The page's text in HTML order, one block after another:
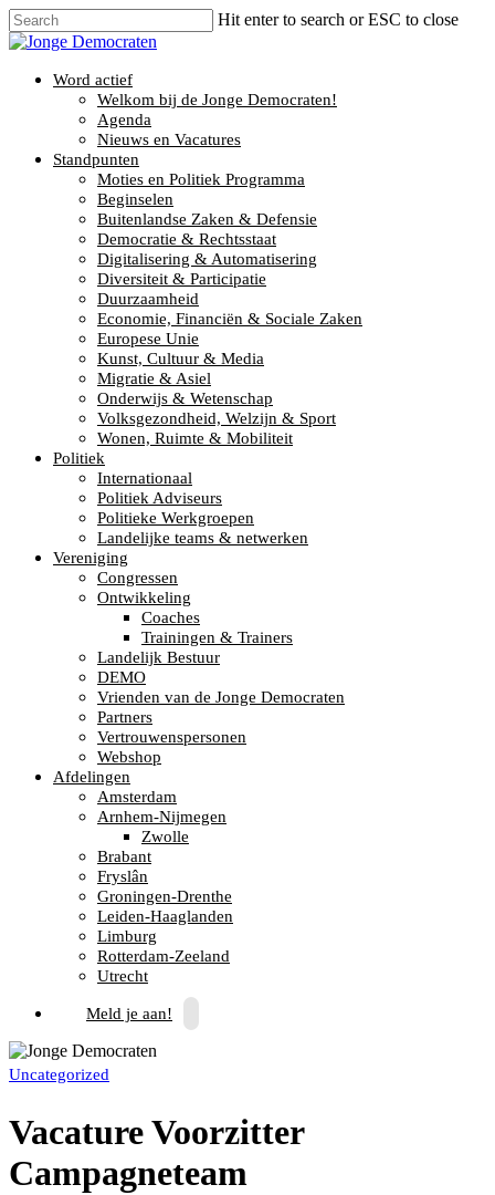
Hit enter to search or ESC to close
Word actief
Welkom bij de Jonge Democraten!
Agenda
Nieuws en Vacatures
Standpunten
Moties en Politiek Programma
Beginselen
Buitenlandse Zaken & Defensie
Democratie & Rechtsstaat
Digitalisering & Automatisering
Diversiteit & Participatie
Duurzaamheid
Economie, Financiën & Sociale Zaken
Europese Unie
Kunst, Cultuur & Media
Migratie & Asiel
Onderwijs & Wetenschap
Volksgezondheid, Welzijn & Sport
Wonen, Ruimte & Mobiliteit
Politiek
Internationaal
Politiek Adviseurs
Politieke Werkgroepen
Landelijke teams & netwerken
Vereniging
Congressen
Ontwikkeling
Coaches
Trainingen & Trainers
Landelijk Bestuur
DEMO
Vrienden van de Jonge Democraten
Partners
Vertrouwenspersonen
Webshop
Afdelingen
Amsterdam
Arnhem-Nijmegen
Zwolle
Brabant
Fryslân
Groningen-Drenthe
Leiden-Haaglanden
Limburg
Rotterdam-Zeeland
Utrecht
Meld je aan!
Uncategorized
Vacature Voorzitter
Campagneteam